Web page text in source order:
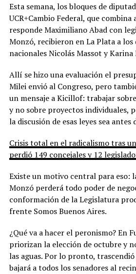
Esta semana, los bloques de
UCR+Cambio Federal, que combina
responde Maximiliano Abad con
Monzó, recibieron en La Plata a los
nacionales Nicolás Massot y Karina
Allí se hizo una evaluación el
Milei envió al Congreso, pero
un mensaje a Kicillof: trabajar
y no sobre proyectos individuales,
la discusión de esas leyes sea antes
Crisis total en el radicalismo tras
perdió 149 concejales y 12
Existe un motivo central para eso:
Monzó perderá todo poder de
conformación de la Legislatura
frente Somos Buenos Aires.
¿Qué va a hacer el peronismo? En
priorizan la elección de octubre y
las aguas. Por lo pronto, trascendió
bajará a todos los senadores al